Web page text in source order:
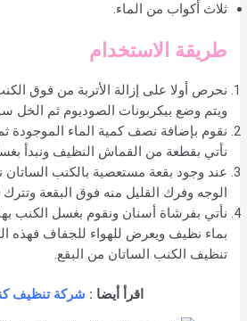
ثلاث أكواب من الماء.
طريقة الاستخدام
نحرص أولا على إزالة الأتربة من فوق
ويتم وضع بيكربونات الصوديوم ثم الخل
نقوم بإضافة نصف كمية الماء الموجودة ثم
نأتي بقطعة من القماش النظيف ونبدأ
عند وجود بقعة مستعصية بالكنب
الوجه وفرك القليل منه فوق البقعة
نأتي بفرشاة أسنان ونقوم بغسل الكنب
بماء نظيف ويعرض للهواء للجفاف
تنظيف الكنب الساتان من البقع.
اقرأ أيضا : شركة تنظيف